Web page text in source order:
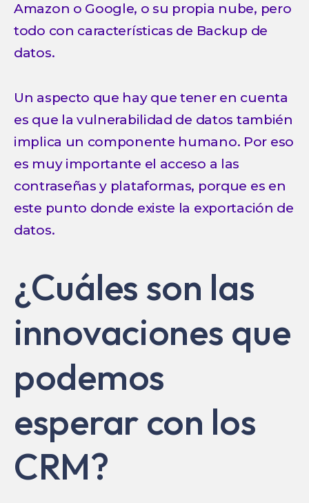
Amazon o Google, o su propia nube, pero
todo con características de Backup de
datos.
Un aspecto que hay que tener en cuenta
es que la vulnerabilidad de datos también
implica un componente humano. Por eso
es muy importante el acceso a las
contraseñas y plataformas, porque es en
este punto donde existe la exportación de
datos.
¿Cuáles son las
innovaciones que
podemos
esperar con los
CRM?